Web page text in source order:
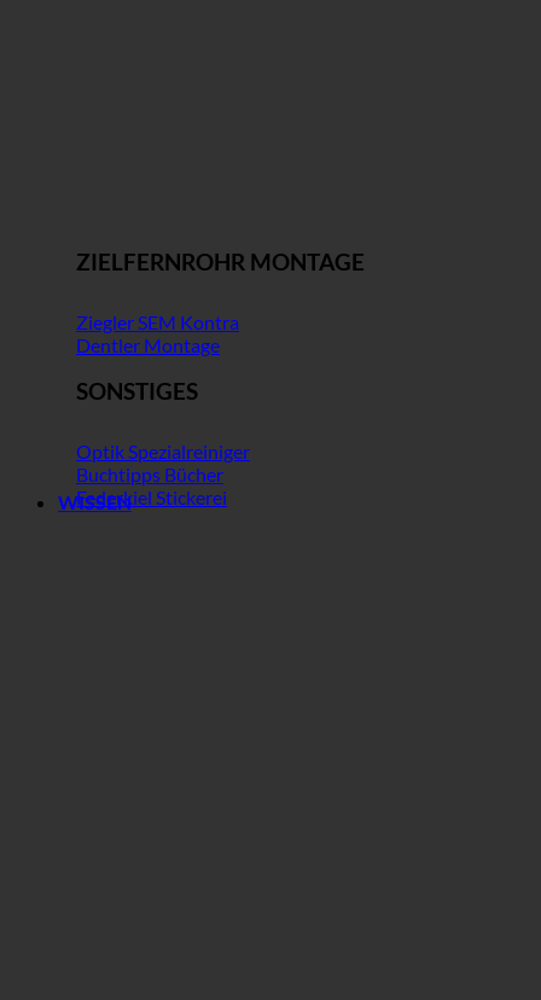
ZIELFERNROHR MONTAGE
Ziegler SEM Kontra
Dentler Montage
SONSTIGES
Optik Spezialreiniger
Buchtipps Bücher
Federkiel Stickerei
WISSEN